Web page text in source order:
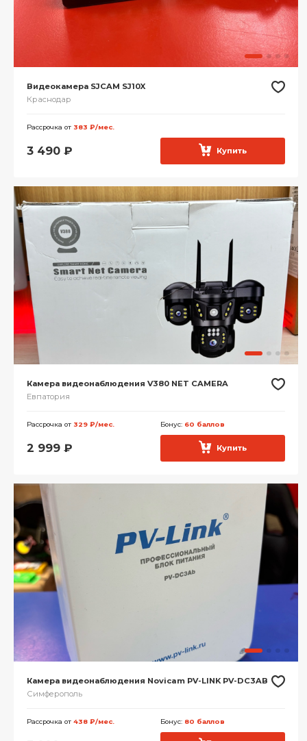
Видеокамера SJCAM SJ10X
Краснодар
Рассрочка от 383 ₽/мес.
3 490 ₽ Купить
Камера видеонаблюдения V380 NET CAMERA
Евпатория
Рассрочка от 329 ₽/мес. Бонус: 60 баллов
2 999 ₽ Купить
Камера видеонаблюдения Novicam PV-LINK PV-DC3AB
Симферополь
Рассрочка от 438 ₽/мес. Бонус: 80 баллов